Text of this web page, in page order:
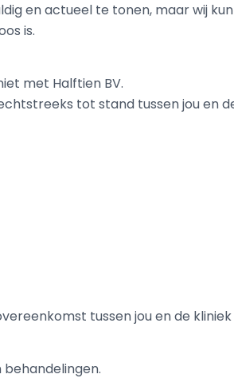
en actueel te tonen, maar wij
is.
met Halftien BV.
tot stand tussen jou en
tussen jou en de